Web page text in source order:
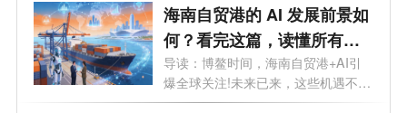
海南自贸港的 AI 发展前景如
何？看完这篇，读懂所有机
遇
导读：博鳌时间，海南自贸港+AI引
爆全球关注!未来已来，这些机遇不容
错过...